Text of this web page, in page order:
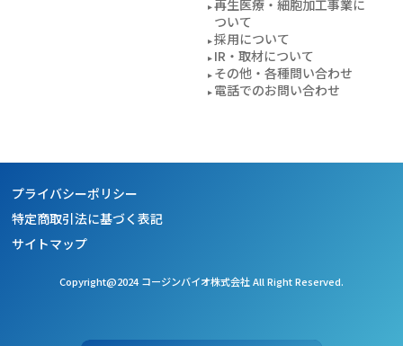
再生医療・細胞加工事業に
ついて
採用について
IR・取材について
その他・各種問い合わせ
電話でのお問い合わせ
Copyright@2024 コージンバイオ株式会社 All Right Reserved.
プライバシーポリシー
特定商取引法に基づく表記
サイトマップ